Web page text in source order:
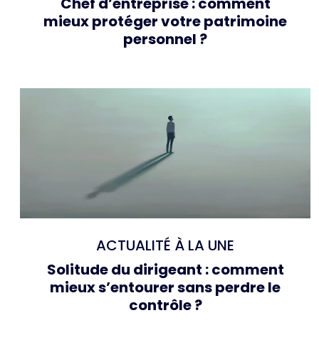
mieux protéger votre patrimoine
personnel ?
ACTUALITÉ À LA UNE
Solitude du dirigeant : comment
mieux s’entourer sans perdre le
contrôle ?